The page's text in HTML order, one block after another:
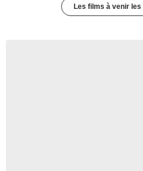
Les films à venir